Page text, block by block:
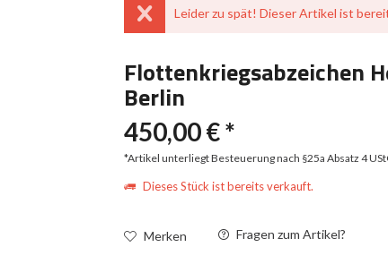
Leider zu spät! Dieser Artikel ist
Flottenkriegsabzeichen
Berlin
450,00 € *
*Artikel unterliegt Besteuerung nach §25a Absatz 4
Dieses Stück ist bereits verkauft.
Merken Fragen zum Artikel?